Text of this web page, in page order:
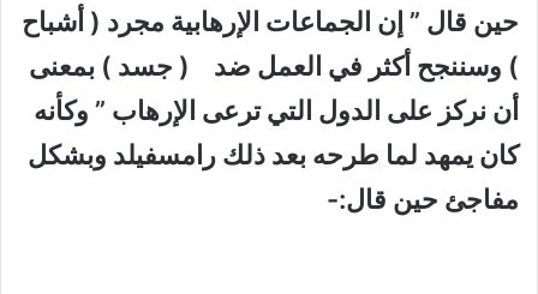
حين قال ” إن الجماعات الإرهابية مجرد ( أشباح
) وسننجح أكثر في العمل ضد ( جسد ) بمعنى
أن نركز على الدول التي ترعى الإرهاب ” وكأنه
كان يمهد لما طرحه بعد ذلك رامسفيلد وبشكل
مفاجئ حين قال:-